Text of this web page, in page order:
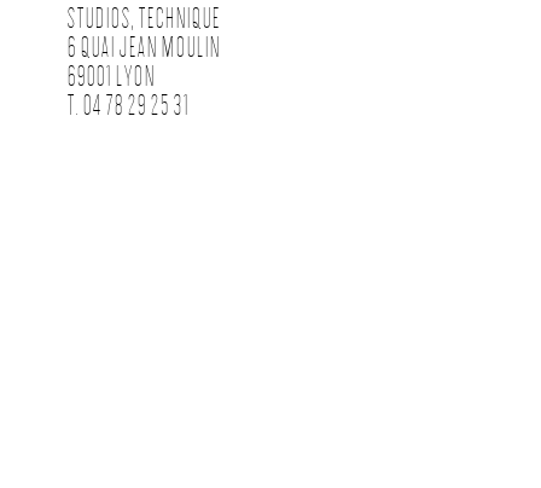
STUDIOS, TECHNIQUE
6 QUAI JEAN MOULIN
69001 LYON
T. 04 78 29 25 31